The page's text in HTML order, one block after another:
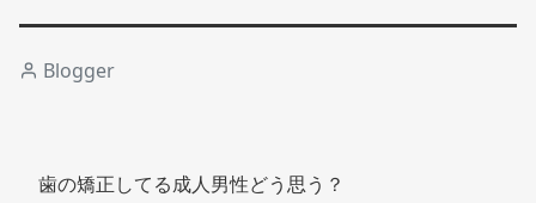
Blogger
歯の矯正してる成人男性どう思う？